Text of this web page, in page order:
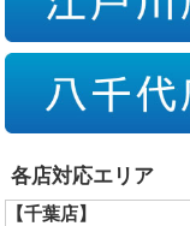
各店対応エリア
【千葉店】